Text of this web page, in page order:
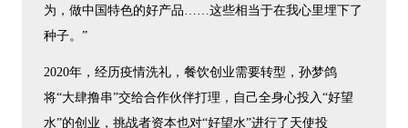
为，做中国特色的好产品……这些相当于在我心里埋下了
种子。”
2020年，经历疫情洗礼，餐饮创业需要转型，孙梦鸽
将“大肆撸串”交给合作伙伴打理，自己全身心投入“好望
水”的创业，挑战者资本也对“好望水”进行了天使投